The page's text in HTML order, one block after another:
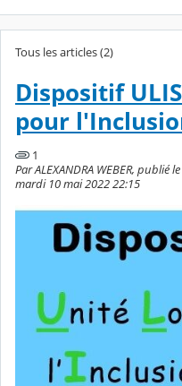
Tous les articles (2)
Dispositif
pour
1
Par ALEXANDRA WEBER,
mardi 10 mai 2022 22:15